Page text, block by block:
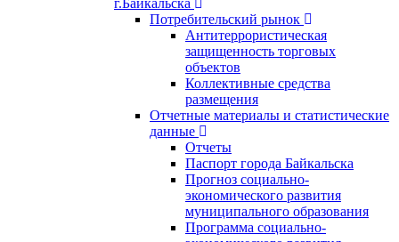
Потребительский рынок
Антитеррористическая
защищенность торговых
объектов
Коллективные средства
размещения
Отчетные материалы и статистические
данные
Отчеты
Паспорт города Байкальска
Прогноз социально-
экономического развития
муниципального образования
Программа социально-